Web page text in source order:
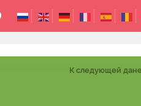
К следующей